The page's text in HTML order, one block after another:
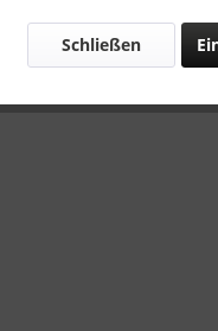
Schließen